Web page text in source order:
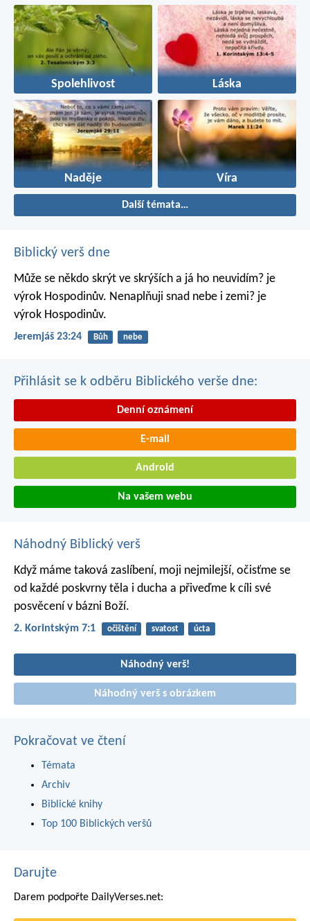
Spolehlivost Láska
Naděje Víra
Další témata…
Biblický verš dne
Může se někdo skrýt ve skrýších a já ho neuvidím? je
výrok Hospodinův. Nenaplňuji snad nebe i zemi? je
výrok Hospodinův.
Jeremjáš 23:24 Bůh nebe
Přihlásit se k odběru Biblického verše dne:
Denní oznámení
E-mail
Android
Na vašem webu
Náhodný Biblický verš
Když máme taková zaslíbení, moji nejmilejší, očisťme se
od každé poskvrny těla i ducha a přiveďme k cíli své
posvěcení v bázni Boží.
2. Korintským 7:1 očištění svatost úcta
Náhodný verš!
Náhodný verš s obrázkem
Pokračovat ve čtení
Témata
Archiv
Biblické knihy
Top 100 Biblických veršů
Darujte
Darem podpořte DailyVerses.net: